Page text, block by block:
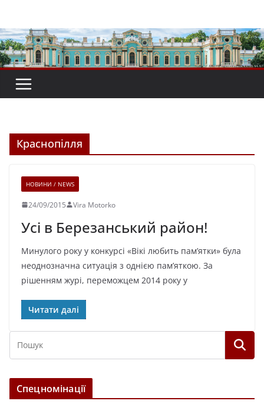
вмісту
Краснопілля
НОВИНИ / NEWS
24/09/2015 Vira Motorko
Усі в Березанський район!
Минулого року у конкурсі «Вікі любить пам’ятки» була
неоднозначна ситуація з однією пам’яткою. За
рішенням журі, переможцем 2014 року у
Читати далі
Спецномінації